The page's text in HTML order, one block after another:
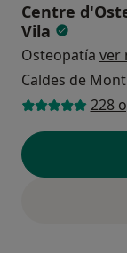
Centre
Vila
Osteopatía ver
Caldes de
228